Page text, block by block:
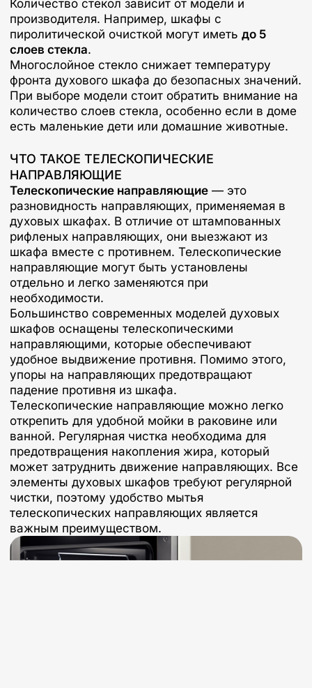
Количество стекол зависит от модели и
производителя. Например, шкафы с
пиролитической очисткой могут иметь до 5
слоев стекла.
Многослойное стекло снижает температуру
фронта духового шкафа до безопасных значений.
При выборе модели стоит обратить внимание на
количество слоев стекла, особенно если в доме
есть маленькие дети или домашние животные.
ЧТО ТАКОЕ ТЕЛЕСКОПИЧЕСКИЕ
НАПРАВЛЯЮЩИЕ
Телескопические направляющие — это
разновидность направляющих, применяемая в
духовых шкафах. В отличие от штампованных
рифленых направляющих, они выезжают из
шкафа вместе с противнем. Телескопические
направляющие могут быть установлены
отдельно и легко заменяются при
необходимости.
Большинство современных моделей духовых
шкафов оснащены телескопическими
направляющими, которые обеспечивают
удобное выдвижение противня. Помимо этого,
упоры на направляющих предотвращают
падение противня из шкафа.
Телескопические направляющие можно легко
открепить для удобной мойки в раковине или
ванной. Регулярная чистка необходима для
предотвращения накопления жира, который
может затруднить движение направляющих. Все
элементы духовых шкафов требуют регулярной
чистки, поэтому удобство мытья
телескопических направляющих является
важным преимуществом.